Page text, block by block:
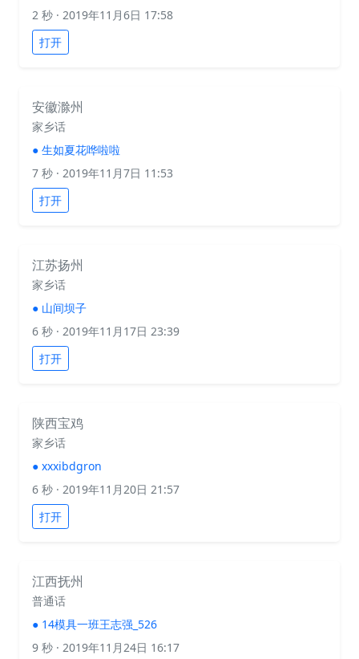
2 秒 · 2019年11月6日 17:58
打开
安徽滁州
家乡话
● 生如夏花哗啦啦
7 秒 · 2019年11月7日 11:53
打开
江苏扬州
家乡话
● 山间坝子
6 秒 · 2019年11月17日 23:39
打开
陕西宝鸡
家乡话
● xxxibdgron
6 秒 · 2019年11月20日 21:57
打开
江西抚州
普通话
● 14模具一班王志强_526
9 秒 · 2019年11月24日 16:17